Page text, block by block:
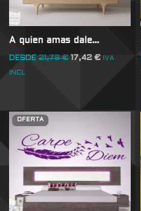
A quien amas dale…
DESDE 21,78€ 17,42 € IVA
INCL
OFERTA